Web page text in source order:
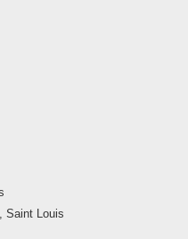
Saint Louis